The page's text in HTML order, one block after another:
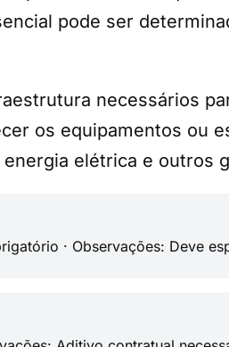
pode ser
necessários
os equipamentos ou
elétrica e outros
· Observações: Deve